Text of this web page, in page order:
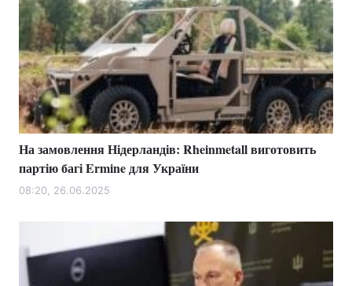
На замовлення Нідерландів: Rheinmetall виготовить
партію багі Ermine для України
08:20, 26.06.2025